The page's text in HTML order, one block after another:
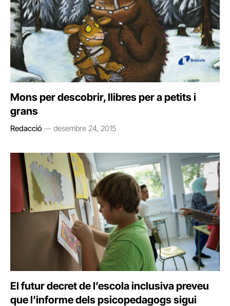
Mons per descobrir, llibres per a petits i
grans
Redacció desembre 24, 2015
El futur decret de l’escola inclusiva preveu
que l’informe dels psicopedagogs sigui